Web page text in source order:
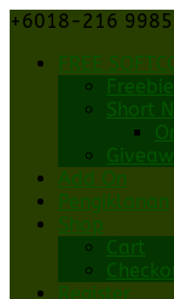
+6018-216 9985
FREE
Short
Add On
Pengiklanan
Shop
Cart
Register